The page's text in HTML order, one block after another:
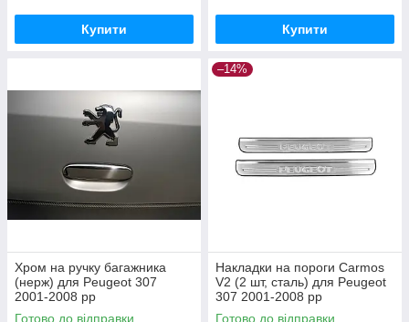
Купити Купити
Хром на ручку багажника
(нерж) для Peugeot 307
2001-2008 рр
Готово до відправки
–14%
Накладки на пороги Carmos
V2 (2 шт, сталь) для Peugeot
307 2001-2008 рр
Готово до відправки